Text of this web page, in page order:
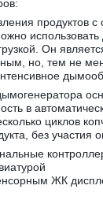
продуктов
Он
но, тем не
в
циклов
без участия
ЖК